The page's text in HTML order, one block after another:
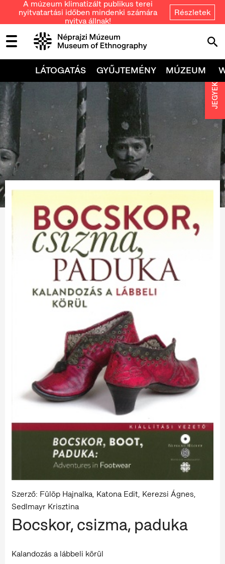
A múzeum klimatizált publikus terei
nyitvatartási időben mindenki számára
nyitva állnak!
Részletek
LÁTOGATÁS GYŰJTEMÉNY MÚZEUM
Szerző: Fülöp Hajnalka, Katona Edit, Kerezsi Ágnes,
Sedlmayr Krisztina
Bocskor, csizma, paduka
Kalandozás a lábbeli körül
JEGYEK